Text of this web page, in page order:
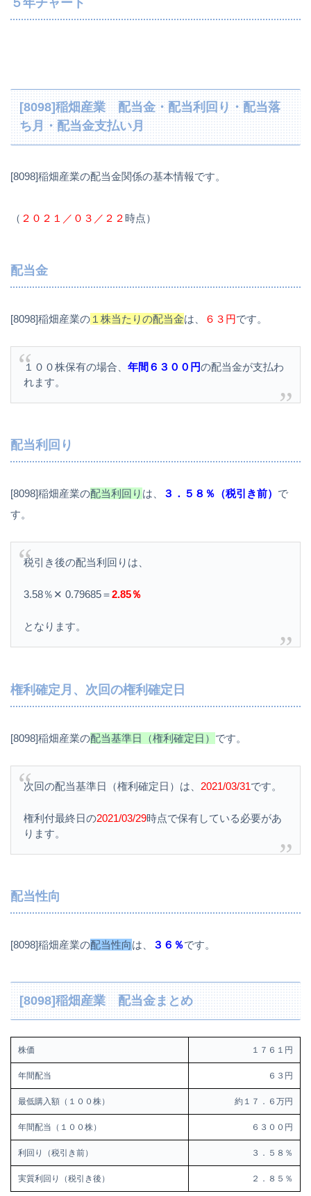
５年チャート
[8098]稲畑産業 配当金・配当利回り・配当落
ち月・配当金支払い月
[8098]稲畑産業の配当金関係の基本情報です。
（ ２０２１／０３／２２時点）
配当金
[8098]稲畑産業の １株当たりの配当金は、 ６３円です。
１００株保有の場合、 年間６３００円の配当金が支払わ
れます。
配当利回り
[8098]稲畑産業の配当利回り は、 ３．５８％（税引き前） で
す。
税引き後の配当利回りは、
3.58％✕ 0.79685＝2.85％
となります。
権利確定月、次回の権利確定日
[8098]稲畑産業の配当基準日（権利確定日） です。
次回の配当基準日（権利確定日）は、 2021/03/31です。
権利付最終日の2021/03/29時点で保有している必要があ
ります。
配当性向
[8098]稲畑産業の配当性向は、 ３６％です。
[8098]稲畑産業 配当金まとめ
株価 １７６１円
年間配当 ６３円
最低購入額（１００株） 約１７．６万円
年間配当（１００株） ６３００円
利回り（税引き前） ３．５８％
実質利回り（税引き後） ２．８５％